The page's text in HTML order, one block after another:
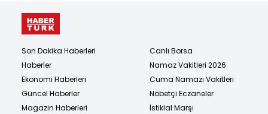
Son Dakika Haberleri
Haberler
Ekonomi Haberleri
Güncel Haberler
Magazin Haberleri
Canlı Borsa
Namaz Vakitleri 2026
Cuma Namazı Vakitleri
Nöbetçi Eczaneler
İstiklal Marşı